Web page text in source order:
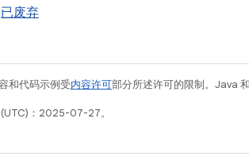
已废弃
和代码示例受内容许可部分所述许可的限制。Java
：2025-07-27。